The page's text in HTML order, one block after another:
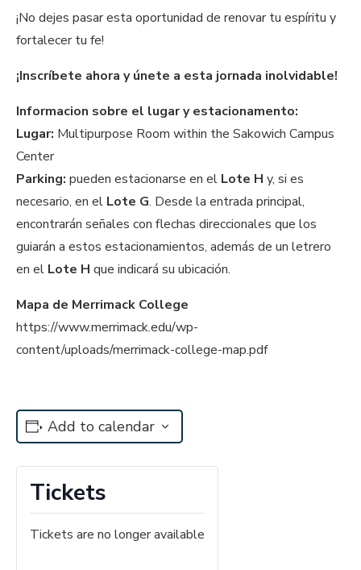
¡No dejes pasar esta oportunidad de renovar tu espíritu y
fortalecer tu fe!
¡Inscríbete ahora y únete a esta jornada inolvidable!
Informacion sobre el lugar y estacionamento:
Lugar: Multipurpose Room within the Sakowich Campus
Center
Parking: pueden estacionarse en el Lote H y, si es
necesario, en el Lote G. Desde la entrada principal,
encontrarán señales con flechas direccionales que los
guiarán a estos estacionamientos, además de un letrero
en el Lote H que indicará su ubicación.
Mapa de Merrimack College
https://www.merrimack.edu/wp-
content/uploads/merrimack-college-map.pdf
Add to calendar
Tickets
Tickets are no longer available